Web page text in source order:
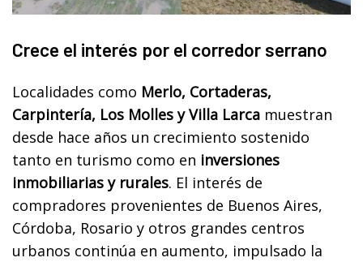
Crece el interés por el corredor serrano
Localidades como Merlo, Cortaderas,
Carpintería, Los Molles y Villa Larca muestran
desde hace años un crecimiento sostenido
tanto en turismo como en inversiones
inmobiliarias y rurales. El interés de
compradores provenientes de Buenos Aires,
Córdoba, Rosario y otros grandes centros
urbanos continúa en aumento, impulsado la